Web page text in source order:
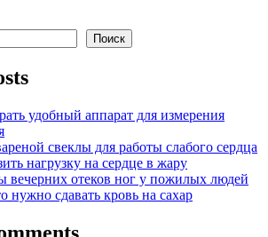
Поиск
удобный аппарат для измерения
свеклы для работы слабого сердца
нагрузку на сердце в жару
вечерних отеков ног у пожилых людей
нужно сдавать кровь на сахар